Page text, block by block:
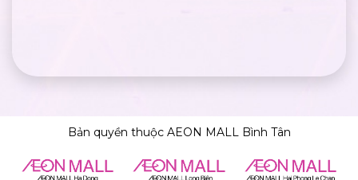
Bản quyền thuộc AEON MALL Bình Tân